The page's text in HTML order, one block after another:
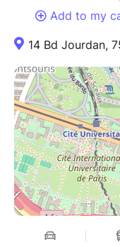
Add to my
14 Bd Jourdan,